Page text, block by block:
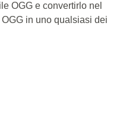
OGG e convertirlo nel
in uno qualsiasi dei